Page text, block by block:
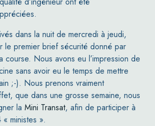
dans la nuit de mercredi à jeudi,
le premier brief sécurité donné par
course. Nous avons eu l’impression de
sans avoir eu le temps de mettre
;-). Nous prenons vraiment
que dans une grosse semaine, nous
la Mini Transat, afin de participer à
ministes ».